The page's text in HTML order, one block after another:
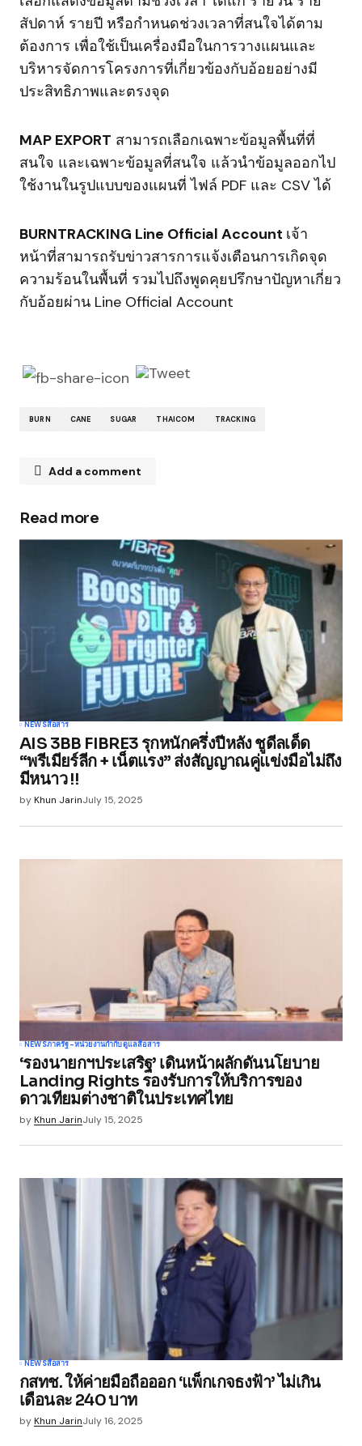
สัปดาห์ รายปี หรือกำหนดช่วงเวลาที่สนใจได้ตาม
ต้องการ เพื่อใช้เป็นเครื่องมือในการวางแผนและ
บริหารจัดการโครงการที่เกี่ยวข้องกับอ้อยอย่างมี
ประสิทธิภาพและตรงจุด
MAP EXPORT สามารถเลือกเฉพาะข้อมูลพื้นที่ที่
สนใจ และเฉพาะข้อมูลที่สนใจ แล้วนำข้อมูลออกไป
ใช้งานในรูปแบบของแผนที่ ไฟล์ PDF และ CSV ได้
BURNTRACKING Line Official Account เจ้า
หน้าที่สามารถรับข่าวสารการแจ้งเตือนการเกิดจุด
ความร้อนในพื้นที่ รวมไปถึงพูดคุยปรึกษาปัญหาเกี่ยว
กับอ้อยผ่าน Line Official Account
BURN CANE SUGAR THAICOM TRACKING
Add a comment
Your email address will not be published.
Required fields are marked
Comment*
Your Name*
Your E-mail *
Save my name, email, and website in this
browser for the next time I comment.
Submit Comment
Read more
NEWSสื่อสาร
AIS 3BB FIBRE3 รุกหนักครึ่งปีหลัง ชูดีลเด็ด
“พรีเมียร์ลีก + เน็ตแรง” ส่งสัญญาณคู่แข่งมือไม่ถึง
มีหนาว !!
byKhun JarinJuly 15, 2025
NEWSภาครัฐ-หน่วยงานกำกับดูแลสื่อสาร
‘รองนายกฯประเสริฐ’ เดินหน้าผลักดันนโยบาย
Landing Rights รองรับการให้บริการของ
ดาวเทียมต่างชาติในประเทศไทย
byKhun JarinJuly 15, 2025
NEWSสื่อสาร
กสทช. ให้ค่ายมือถือออก ‘แพ็กเกจธงฟ้า’ ไม่เกิน
เดือนละ 240 บาท
byKhun JarinJuly 16, 2025